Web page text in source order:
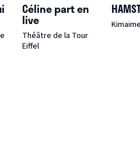
Céline part en
live
Théâtre de la Tour
Eiffel